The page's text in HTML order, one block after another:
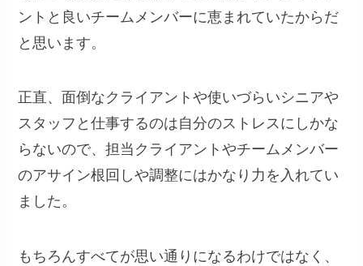
ントと良いチームメンバーに恵まれていたからだ
と思います。
正直、面倒なクライアントや使いづらいシニアや
スタッフと仕事するのは自分のストレスにしかな
らないので、担当クライアントやチームメンバー
のアサイン根回しや調整にはかなり力を入れてい
ました。
もちろんすべてが思い通りになるわけではなく、